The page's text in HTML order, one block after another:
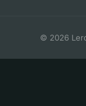
© 2026